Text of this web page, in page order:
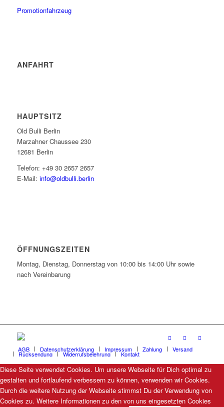
Promotionfahrzeug
ANFAHRT
HAUPTSITZ
Old Bulli Berlin
Marzahner Chaussee 230
12681 Berlin
Telefon: +49 30 2657 2657
E-Mail: info@oldbulli.berlin
ÖFFNUNGSZEITEN
Montag, Dienstag, Donnerstag von 10:00 bis 14:00 Uhr sowie
nach Vereinbarung
AGB Datenschutzerklärung Impressum Zahlung Versand
Rücksendung Widerrufsbelehrung Kontakt
Diese Seite verwendet Cookies. Um unsere Webseite für Dich optimal zu
gestalten und fortlaufend verbessern zu können, verwenden wir Cookies.
Durch die weitere Nutzung der Webseite stimmst Du der Verwendung von
Cookies zu. Weitere Informationen zu den von uns eingesetzten Cookies